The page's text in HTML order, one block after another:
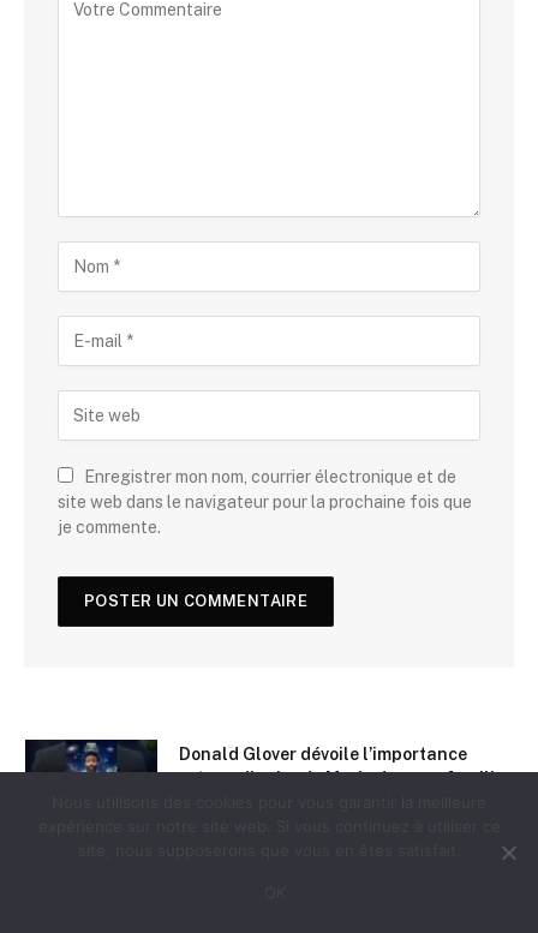
Enregistrer mon nom, courrier électronique et de
site web dans le navigateur pour la prochaine fois que
je commente.
Donald Glover dévoile l’importance
extraordinaire de Mario dans sa famille